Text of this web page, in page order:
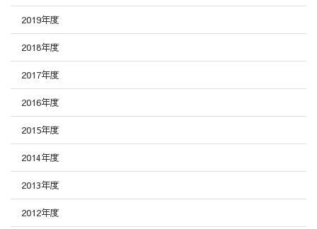
2019年度
2018年度
2017年度
2016年度
2015年度
2014年度
2013年度
2012年度